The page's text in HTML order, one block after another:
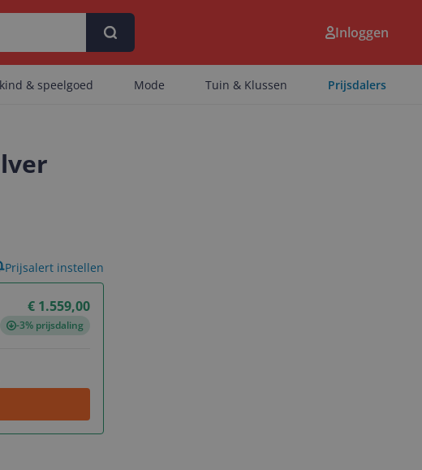
Inloggen
& speelgoed Mode Tuin & Klussen Prijsdalers
€ 1.559,00
-3% prijsdaling
Prijsalert instellen